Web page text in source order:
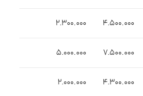
4.500.000
2.300.000
7.500.000
5.000.000
4.300.000
2.000.000